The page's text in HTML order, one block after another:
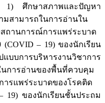
1) ศึกษาสภาพและปัญหา
มสามารถในการอ่านใน
ถานการณ์การแพร่ระบาด
(COVID – 19) ของนักเรียน
บการบริหารงานวิชาการ
การอ่านของพื้นที่ควบคุม
ารแพร่ระบาดของโรคติด
19) ของนักเรียนชั้นประถม